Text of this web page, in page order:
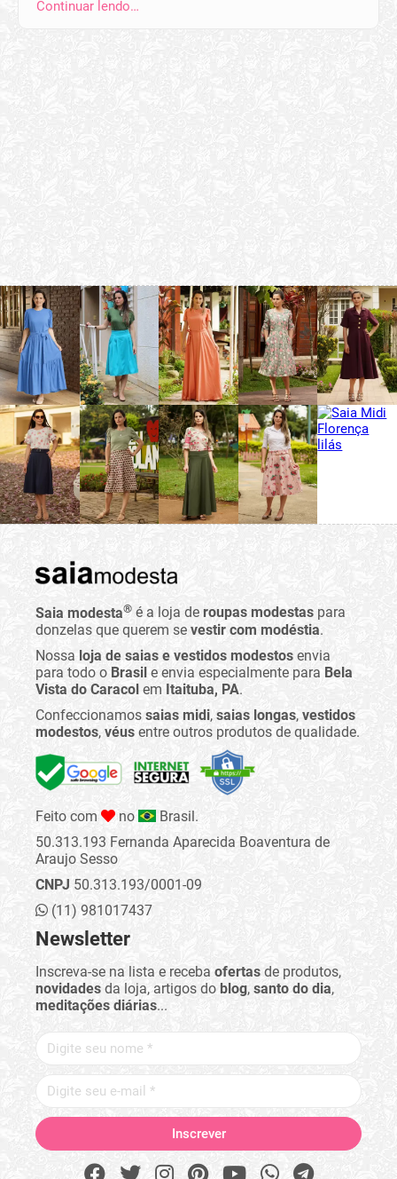
Continuar lendo…
Saia modesta® é a loja de roupas modestas para
donzelas que querem se vestir com modéstia.
Nossa loja de saias e vestidos modestos envia
para todo o Brasil e envia especialmente para Bela
Vista do Caracol em Itaituba, PA.
Confeccionamos saias midi, saias longas, vestidos
modestos, véus entre outros produtos de qualidade.
Feito com no
Brasil.
50.313.193 Fernanda Aparecida Boaventura de
Araujo Sesso
CNPJ 50.313.193/0001-09
(11) 981017437
Newsletter
Inscreva-se na lista e receba ofertas de produtos,
novidades da loja, artigos do blog, santo do dia,
meditações diárias...